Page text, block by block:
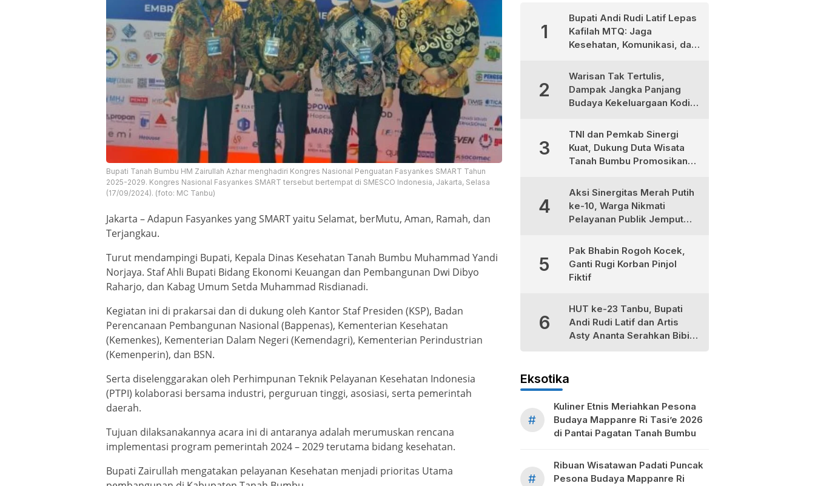
Bupati Tanah Bumbu HM Zairullah Azhar menghadiri Kongres Nasional Penguatan Fasyankes SMART Tahun
2025-2029. Kongres Nasional Fasyankes SMART tersebut bertempat di SMESCO Indonesia, Jakarta, Selasa
(17/09/2024). (foto: MC Tanbu)
Jakarta – Adapun Fasyankes yang SMART yaitu Selamat, berMutu, Aman, Ramah, dan
Terjangkau.
Turut mendampingi Bupati, Kepala Dinas Kesehatan Tanah Bumbu Muhammad Yandi
Norjaya. Staf Ahli Bupati Bidang Ekonomi Keuangan dan Pembangunan Dwi Dibyo
Raharjo, dan Kabag Umum Setda Muhammad Risdianadi.
Kegiatan ini di prakarsai dan di dukung oleh Kantor Staf Presiden (KSP), Badan
Perencanaan Pembangunan Nasional (Bappenas), Kementerian Kesehatan
(Kemenkes), Kementerian Dalam Negeri (Kemendagri), Kementerian Perindustrian
(Kemenperin), dan BSN.
Serta diselenggarakan oleh Perhimpunan Teknik Pelayanan Kesehatan Indonesia
(PTPI) kolaborasi bersama industri, perguruan tinggi, asosiasi, serta pemerintah
daerah.
Tujuan dilaksanakannya acara ini di antaranya adalah merumuskan rencana
implementasi program pemerintah 2024 – 2029 terutama bidang kesehatan.
Bupati Zairullah mengatakan pelayanan Kesehatan menjadi prioritas Utama
1
Bupati Andi Rudi Latif Lepas
Kafilah MTQ: Jaga
Kesehatan, Komunikasi, dan
Dunia Akhirat
2
Warisan Tak Tertulis,
Dampak Jangka Panjang
Budaya Kekeluargaan Kodim
3
TNI dan Pemkab Sinergi
Kuat, Dukung Duta Wisata
Tanah Bumbu Promosikan
4
Aksi Sinergitas Merah Putih
ke-10, Warga Nikmati
Pelayanan Publik Jemput
5
Pak Bhabin Rogoh Kocek,
Ganti Rugi Korban Pinjol
Fiktif
6
HUT ke-23 Tanbu, Bupati
Andi Rudi Latif dan Artis
Asty Ananta Serahkan Bibit
Eksotika
#
Kuliner Etnis Meriahkan Pesona
Budaya Mappanre Ri Tasi’e 2026
di Pantai Pagatan Tanah Bumbu
#
Ribuan Wisatawan Padati Puncak
Pesona Budaya Mappanre Ri